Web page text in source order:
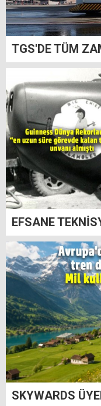
TGS'DE TÜM
EFSANE
SKYWARDS